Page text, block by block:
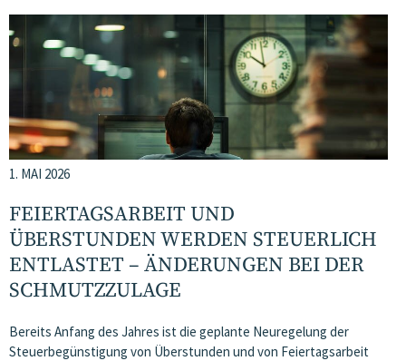
1. MAI 2026
FEIERTAGSARBEIT UND
ÜBERSTUNDEN WERDEN STEUERLICH
ENTLASTET – ÄNDERUNGEN BEI DER
SCHMUTZZULAGE
Bereits Anfang des Jahres ist die geplante Neuregelung der
Steuerbegünstigung von Überstunden und von Feiertagsarbeit